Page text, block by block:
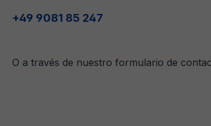
+49 9081 85 247
O a través de nuestro formulario de